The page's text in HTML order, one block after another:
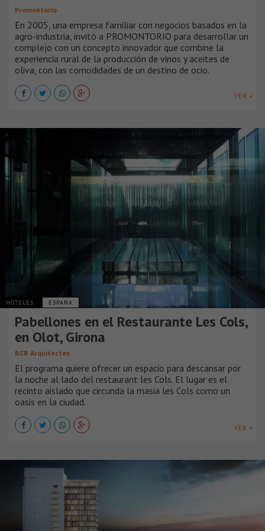
Promontorio
En 2005, una empresa familiar con negocios basados en la
agro-industria, invitó a PROMONTORIO para desarrollar un
complejo con un concepto innovador que combine la
experiencia rural de la producción de vinos y aceites de
oliva, con las comodidades de un destino de ocio.
VER +
HOTELES ESPAÑA
Pabellones en el Restaurante Les Cols,
en Olot, Girona
RCR Arquitectes
El programa quiere ofrecer un espacio para descansar por
la noche al lado del restaurant les Cols. El lugar es el
recinto aislado que circunda la masia les Cols como un
oasis en la ciudad.
VER +